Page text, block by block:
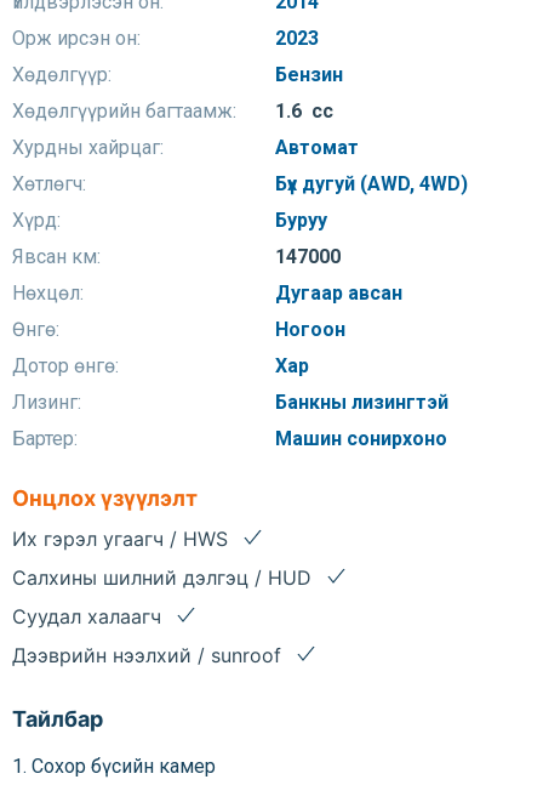
Орж ирсэн он:
2023
Хөдөлгүүр:
Бензин
Хөдөлгүүрийн багтаамж:
1.6 сс
Хурдны хайрцаг:
Автомат
Хөтлөгч:
Бүх дугуй (AWD, 4WD)
Хүрд:
Буруу
Явсан км:
147000
Нөхцөл:
Дугаар авсан
Өнгө:
Ногоон
Дотор өнгө:
Хар
Лизинг:
Банкны лизингтэй
Бартер:
Машин сонирхоно
Онцлох үзүүлэлт
Их гэрэл угаагч / HWS
Салхины шилний дэлгэц / HUD
Суудал халаагч
Дээврийн нээлхий / sunroof
Тайлбар
1. Сохор бүсийн камер